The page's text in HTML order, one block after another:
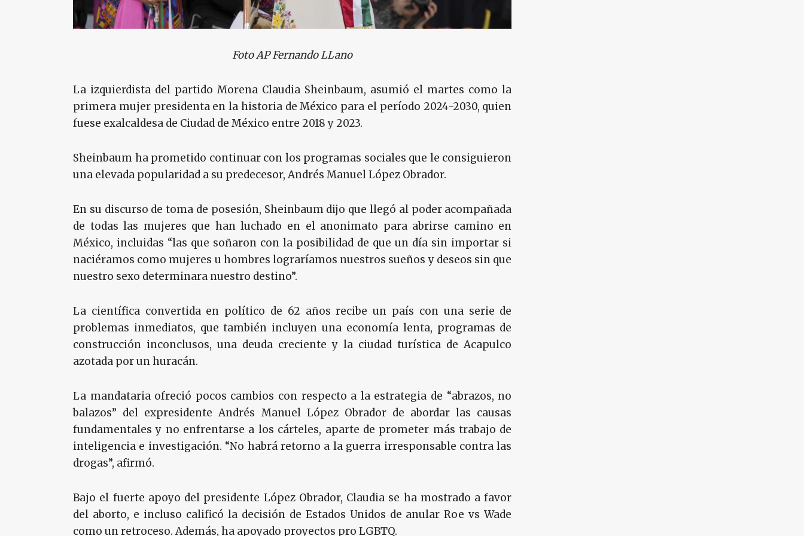
Foto AP Fernando LLano
La izquierdista del partido Morena Claudia Sheinbaum, asumió el martes como la
primera mujer presidenta en la historia de México para el período 2024-2030, quien
fuese exalcaldesa de Ciudad de México entre 2018 y 2023.
Sheinbaum ha prometido continuar con los programas sociales que le consiguieron
una elevada popularidad a su predecesor, Andrés Manuel López Obrador.
En su discurso de toma de posesión, Sheinbaum dijo que llegó al poder acompañada
de todas las mujeres que han luchado en el anonimato para abrirse camino en
México, incluidas “las que soñaron con la posibilidad de que un día sin importar si
naciéramos como mujeres u hombres lograríamos nuestros sueños y deseos sin que
nuestro sexo determinara nuestro destino”.
La científica convertida en político de 62 años recibe un país con una serie de
problemas inmediatos, que también incluyen una economía lenta, programas de
construcción inconclusos, una deuda creciente y la ciudad turística de Acapulco
azotada por un huracán.
La mandataria ofreció pocos cambios con respecto a la estrategia de “abrazos, no
balazos” del expresidente Andrés Manuel López Obrador de abordar las causas
fundamentales y no enfrentarse a los cárteles, aparte de prometer más trabajo de
inteligencia e investigación. “No habrá retorno a la guerra irresponsable contra las
drogas”, afirmó.
Bajo el fuerte apoyo del presidente López Obrador, Claudia se ha mostrado a favor
del aborto, e incluso calificó la decisión de Estados Unidos de anular Roe vs Wade
como un retroceso. Además, ha apoyado proyectos pro LGBTQ.